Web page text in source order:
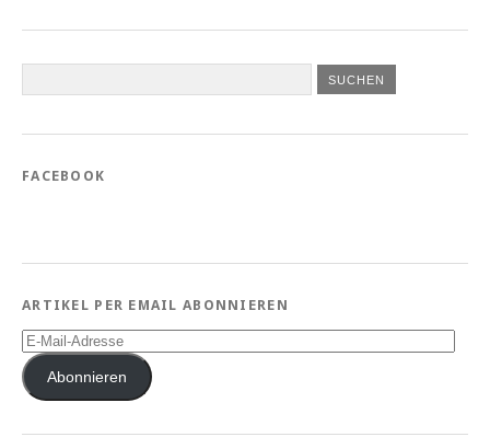
FACEBOOK
ARTIKEL PER EMAIL ABONNIEREN
E-
Mail-
AdresseAbonnieren